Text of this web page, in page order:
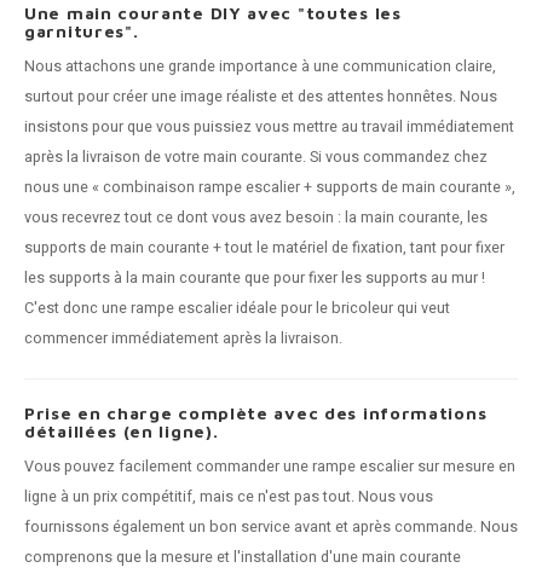
Une main courante DIY avec "toutes les
garnitures".
Nous attachons une grande importance à une communication claire,
surtout pour créer une image réaliste et des attentes honnêtes. Nous
insistons pour que vous puissiez vous mettre au travail immédiatement
après la livraison de votre main courante. Si vous commandez chez
nous une « combinaison rampe escalier + supports de main courante »,
vous recevrez tout ce dont vous avez besoin : la main courante, les
supports de main courante + tout le matériel de fixation, tant pour fixer
les supports à la main courante que pour fixer les supports au mur !
C'est donc une rampe escalier idéale pour le bricoleur qui veut
commencer immédiatement après la livraison.
Prise en charge complète avec des informations
détaillées (en ligne).
Vous pouvez facilement commander une rampe escalier sur mesure en
ligne à un prix compétitif, mais ce n'est pas tout. Nous vous
fournissons également un bon service avant et après commande. Nous
comprenons que la mesure et l'installation d'une main courante